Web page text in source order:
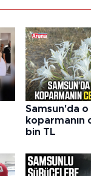
Samsun'da
koparmanın
bin TL